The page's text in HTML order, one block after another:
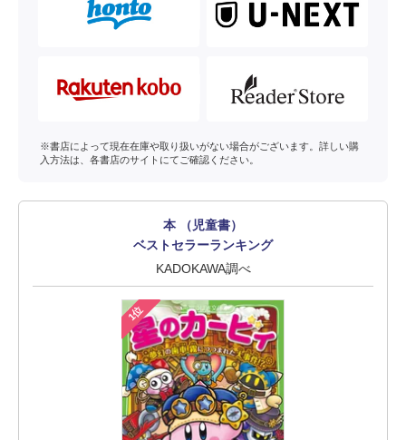
※書店によって現在在庫や取り扱いがない場合がございます。詳しい購
入方法は、各書店のサイトにてご確認ください。
本 （児童書）
ベストセラーランキング
KADOKAWA調べ
1位